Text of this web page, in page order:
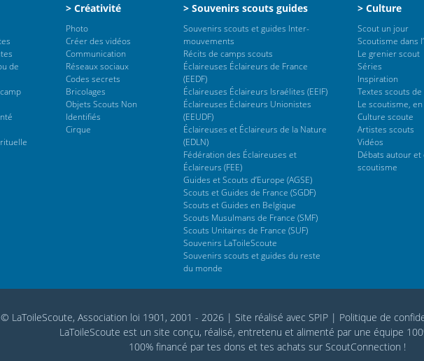
de
> Créativité
Photo
Créer des vidéos
Communication
Réseaux sociaux
Codes secrets
Bricolages
Objets Scouts Non
Identifiés
Cirque
> Souvenirs scouts guides
Souvenirs scouts et guides Inter-
mouvements
Récits de camps scouts
Éclaireuses Éclaireurs de France
(EEDF)
Éclaireuses Éclaireurs Israélites (EEIF)
Éclaireuses Éclaireurs Unionistes
(EEUDF)
Éclaireuses et Éclaireurs de la Nature
(EDLN)
Fédération des Éclaireuses et
Éclaireurs (FEE)
Guides et Scouts d’Europe (AGSE)
Scouts et Guides de France (SGDF)
Scouts et Guides en Belgique
Scouts Musulmans de France (SMF)
Scouts Unitaires de France (SUF)
Souvenirs LaToileScoute
Souvenirs scouts et guides du reste
du monde
> Culture
Scout un jour
Scoutisme dans
Le grenier scout
Séries
Inspiration
Textes scouts
Le scoutisme,
Culture scoute
Artistes scouts
Vidéos
Débats autour et
scoutisme
© LaToileScoute, Association loi 1901, 2001 - 2026| Site réalisé avec SPIP| Politique de
LaToileScoute est un site conçu, réalisé, entretenu et alimenté par une équipe
100% financé par tes dons et tes achats sur ScoutConnection !